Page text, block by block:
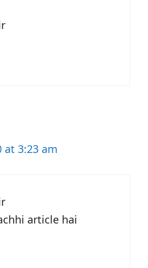
at 3:23 am
article hai